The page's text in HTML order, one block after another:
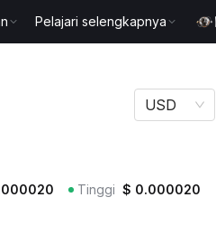
Pelajari selengkapnya
USD
Tinggi $ 0.000020